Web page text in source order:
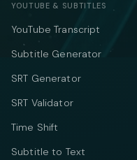
YOUTUBE & SUBTITLES
YouTube Transcript
Subtitle Generator
SRT Generator
SRT Validator
Time Shift
Subtitle to Text